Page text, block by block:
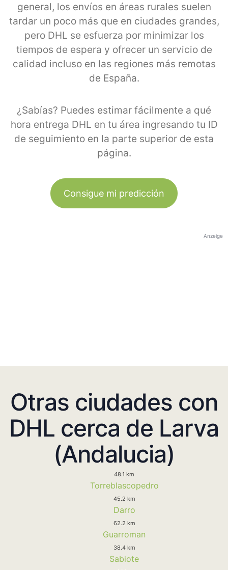
general, los envíos en áreas rurales suelen
tardar un poco más que en ciudades grandes,
pero DHL se esfuerza por minimizar los
tiempos de espera y ofrecer un servicio de
calidad incluso en las regiones más remotas
de España.
¿Sabías? Puedes estimar fácilmente a qué
hora entrega DHL en tu área ingresando tu ID
de seguimiento en la parte superior de esta
página.
Consigue mi predicción
Anzeige
Otras ciudades con
DHL cerca de Larva
(Andalucia)
48.1 km
Torreblascopedro
45.2 km
Darro
62.2 km
Guarroman
38.4 km
Sabiote